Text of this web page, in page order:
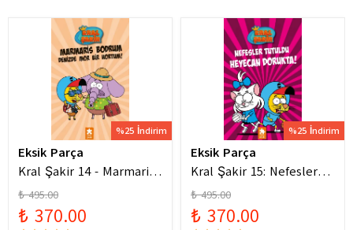
%25 İndirim
Eksik Parça
Kral Şakir 14 - Marmaris
Bodrum Denizde Mor Bir
Hortum
₺ 495.00
₺ 370.00
%25 İndirim
Eksik Parça
Kral Şakir 15: Nefesler
Tutuldu Heyecan Dorukta
₺ 495.00
₺ 370.00